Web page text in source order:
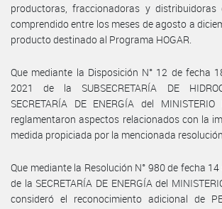
productoras, fraccionadoras y
comprendido entre los meses de agosto a
producto destinado al Programa HOGAR.
Que mediante la Disposición N° 12 de fecha
2021 de la SUBSECRETARÍA DE
SECRETARÍA DE ENERGÍA del
reglamentaron aspectos relacionados con la
medida propiciada por la mencionada resolución.
Que mediante la Resolución N° 980 de fecha
de la SECRETARÍA DE ENERGÍA del
consideró el reconocimiento adicional de